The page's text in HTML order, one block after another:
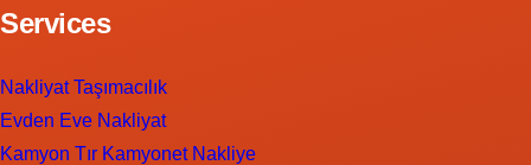
Services
Nakliyat Taşımacılık
Evden Eve Nakliyat
Kamyon Tır Kamyonet Nakliye